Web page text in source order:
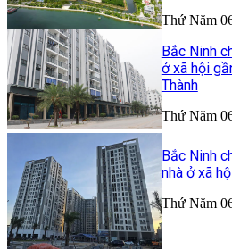
Thứ Năm
Bắc Ninh
ở xã hội
Thành
Thứ Năm
Bắc Ninh
nhà ở xã
Thứ Năm